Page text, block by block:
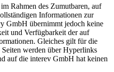
Rahmen des Zumutbaren, auf
Informationen zur
GmbH übernimmt jedoch keine
und Verfügbarkeit der auf
Gleiches gilt für die
werden über Hyperlinks
auf die interev GmbH hat keinen